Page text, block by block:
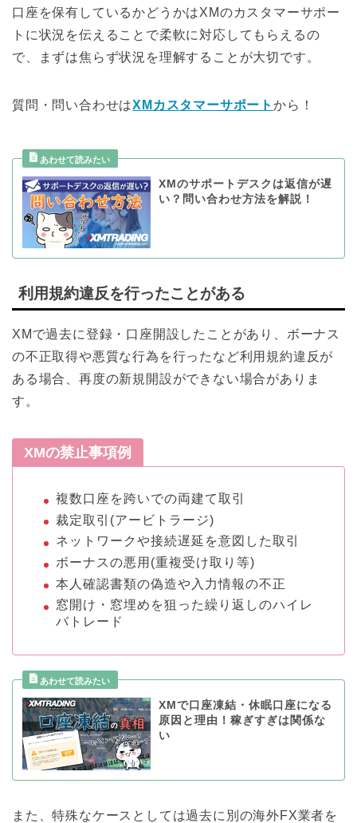
口座を保有しているかどうかはXMのカスタマーサポー
トに状況を伝えることで柔軟に対応してもらえるの
で、まずは焦らず状況を理解することが大切です。
質問・問い合わせはXMカスタマーサポートから！
XMのサポートデスクは返信が遅
い？問い合わせ方法を解説！
利用規約違反を行ったことがある
XMで過去に登録・口座開設したことがあり、ボーナス
の不正取得や悪質な行為を行ったなど利用規約違反が
ある場合、再度の新規開設ができない場合がありま
す。
XMの禁止事項例
複数口座を跨いでの両建て取引
裁定取引(アービトラージ)
ネットワークや接続遅延を意図した取引
ボーナスの悪用(重複受け取り等)
本人確認書類の偽造や入力情報の不正
窓開け・窓埋めを狙った繰り返しのハイレ
バトレード
XMで口座凍結・休眠口座になる
原因と理由！稼ぎすぎは関係な
い
また、特殊なケースとしては過去に別の海外FX業者を